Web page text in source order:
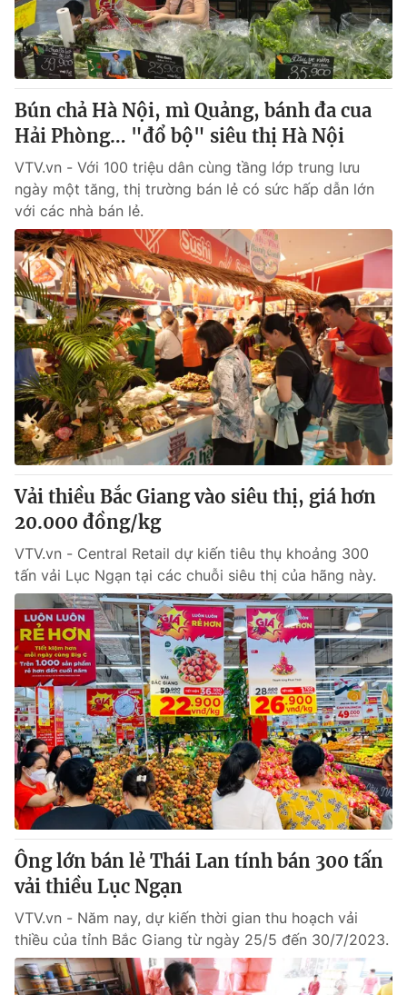
Sản phẩm
Thị trường
Tư vấn
Lịch phát sóng
Chuyên mục khác
Emagazine Podcast
Photo Infographic
Video Shorts video
VTV Money VTV Thể thao
VTV Sức khoẻ Bất động sản
Thị trường 24h Tấm lòng Việt
VTV4 Vươn mình bằng AI
Liên hệ tòa soạn English
THỜI BÁO VTV
Theo dõi báo trên
Cơ quan chủ quản:Đài Truyền hình Việt Nam
Cơ quan báo chí:Thời báo VTV
Giấy phép hoạt động báo in và báo điện tử số 483/GP-BTTTT
cấp ngày 29/12/2023
Tổng Biên tập:Vũ Thanh Thủy
Phó Tổng Biên tập: Nguyễn Thị Mỹ Hạnh, Phạm Quốc Thắng,
Tổng đài VTV:
024.38 355 931 - 024.38 355 932
Ðiện thoại Thời báo VTV: 024.66 897 897
Email:toasoan@vtv.vn
Bún chả Hà Nội, mì Quảng, bánh đa cua
Hải Phòng… "đổ bộ" siêu thị Hà Nội
VTV.vn - Với 100 triệu dân cùng tầng lớp trung lưu
ngày một tăng, thị trường bán lẻ có sức hấp dẫn lớn
với các nhà bán lẻ.
Vải thiều Bắc Giang vào siêu thị, giá hơn
20.000 đồng/kg
VTV.vn - Central Retail dự kiến tiêu thụ khoảng 300
tấn vải Lục Ngạn tại các chuỗi siêu thị của hãng này.
Ông lớn bán lẻ Thái Lan tính bán 300 tấn
vải thiều Lục Ngạn
VTV.vn - Năm nay, dự kiến thời gian thu hoạch vải
thiều của tỉnh Bắc Giang từ ngày 25/5 đến 30/7/2023.